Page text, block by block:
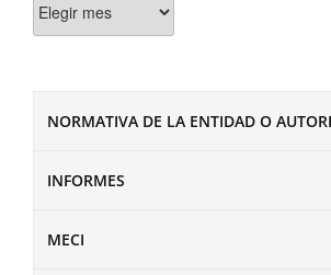
NORMATIVA DE LA ENTIDAD O
INFORMES
MECI